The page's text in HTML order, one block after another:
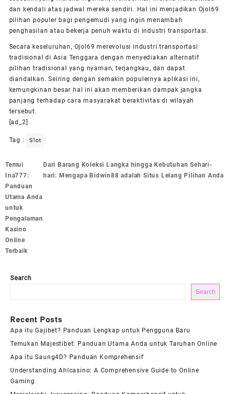
dan kendali atas jadwal mereka sendiri. Hal ini menjadikan Ojol69
pilihan populer bagi pengemudi yang ingin menambah
penghasilan atau bekerja penuh waktu di industri transportasi.
Secara keseluruhan, Ojol69 merevolusi industri transportasi
tradisional di Asia Tenggara dengan menyediakan alternatif
pilihan tradisional yang nyaman, terjangkau, dan dapat
diandalkan. Seiring dengan semakin populernya aplikasi ini,
kemungkinan besar hal ini akan memberikan dampak jangka
panjang terhadap cara masyarakat beraktivitas di wilayah
tersebut.
[ad_2]
Tag : Slot
Post
navigation
Temui
Ina777:
Panduan
Utama Anda
untuk
Pengalaman
Kasino
Online
Terbaik
Dari Barang Koleksi Langka hingga Kebutuhan Sehari-
hari: Mengapa Bidwin88 adalah Situs Lelang Pilihan Anda
Search
Search
Recent Posts
Apa itu Gajibet? Panduan Lengkap untuk Pengguna Baru
Temukan Majestibet: Panduan Utama Anda untuk Taruhan Online
Apa itu Saung4D? Panduan Komprehensif
Understanding Ahlcasino: A Comprehensive Guide to Online
Gaming